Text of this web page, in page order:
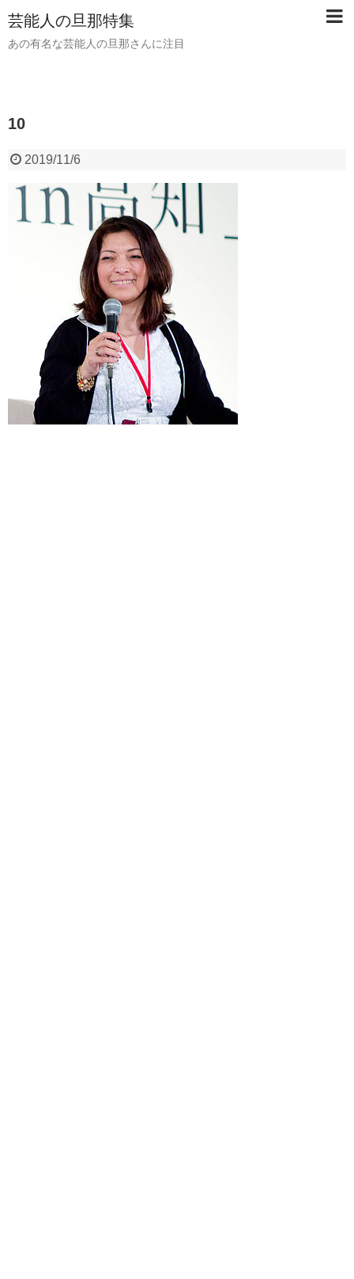
芸能人の旦那特集
あの有名な芸能人の旦那さんに注目
10
2019/11/6